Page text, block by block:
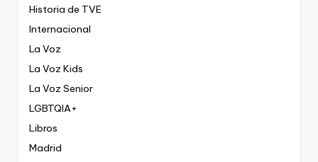
Historia de TVE
Internacional
La Voz
La Voz Kids
La Voz Senior
LGBTQIA+
Libros
Madrid